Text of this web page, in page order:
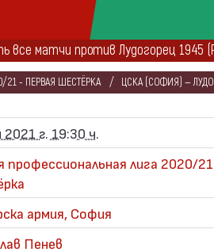
все матчи против Лудогорец 1945
21 - ПЕРВАЯ ШЕСТЁРКА ЦСКА (СОФИЯ) —
г. 19:30 ч.
профессиональная лига 2020/
армия, София
Пенев